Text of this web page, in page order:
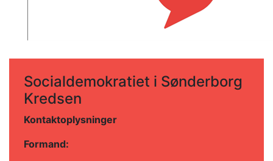
Socialdemokratiet i Sønderborg
Kredsen
Kontaktoplysninger
Formand: